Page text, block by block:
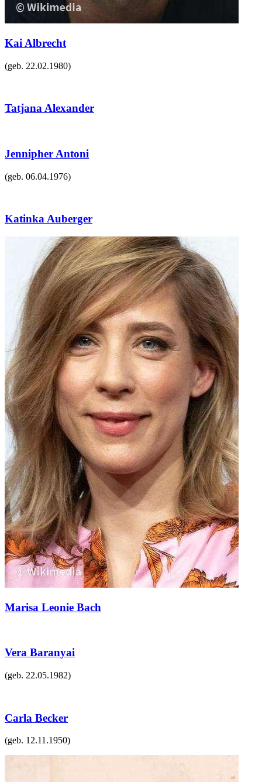
Kai Albrecht
(geb. 22.02.1980)
Tatjana Alexander
Jennipher Antoni
(geb. 06.04.1976)
Katinka Auberger
Marisa Leonie Bach
Vera Baranyai
(geb. 22.05.1982)
Carla Becker
(geb. 12.11.1950)